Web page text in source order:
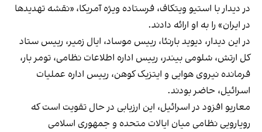
در دیدار با استیو ویتکاف، فرستاده ویژه آمریکا، «نقشه تهدیدها
در ایران» را به او ارائه دادند.
در این دیدار، دیوید بارنئا، رییس موساد، ایال زمیر، رییس ستاد
کل ارتش، شلومی بیندر، رییس اداره اطلاعات نظامی، تومر بار،
فرمانده نیروی هوایی و ایتزیک کوهن، رییس اداره عملیات
اسرائیل، حاضر بودند.
معاریو افزود در اسرائیل، این ارزیابی در حال تقویت است که
رویارویی نظامی میان ایالات متحده و جمهوری اسلامی